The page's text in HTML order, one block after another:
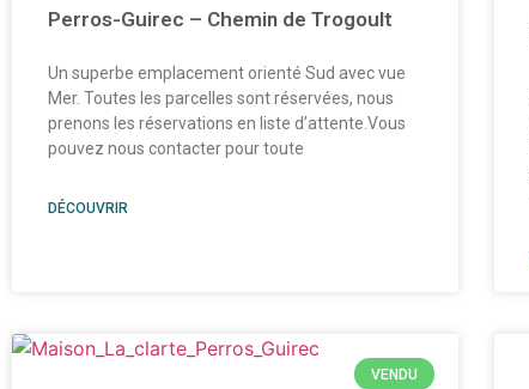
Perros-Guirec – Chemin de Trogoult
Un superbe emplacement orienté Sud avec vue
Mer. Toutes les parcelles sont réservées, nous
prenons les réservations en liste d’attente.Vous
pouvez nous contacter pour toute
DÉCOUVRIR
VENDU